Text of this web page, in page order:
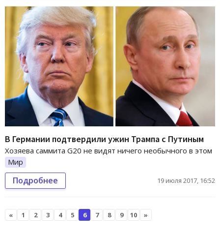
В Германии подтвердили ужин Трампа с Путиным
Хозяева саммита G20 не видят ничего необычного в этом
Мир
Подробнее 19 июля 2017, 16:52
« 1 2 3 4 5 6 7 8 9 10 »